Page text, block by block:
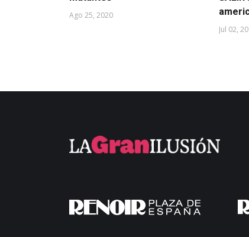
Ago 25, 2020
Jul 02,